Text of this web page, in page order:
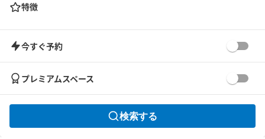
特徴
今すぐ予約
プレミアムスペース
検索する